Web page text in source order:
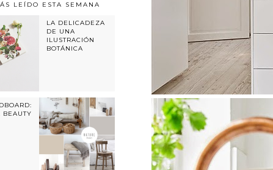
LEÍDO ESTA SEMANA
LA DELICADEZA
DE UNA
ILUSTRACIÓN
BOTÁNICA
BEAUTY